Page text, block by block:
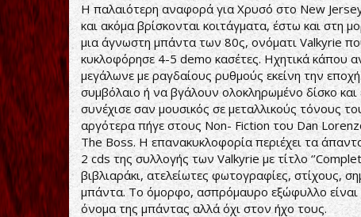
Η παλαιότερη αναφορά για Χρυσό στο New
και ακόμα βρίσκονται κοιτάγματα, έστω και
μια άγνωστη μπάντα των 80ς, ονόματι Valkyrie
κυκλοφόρησε 4-5 demo κασέτες. Ηχητικά κάπου
μεγάλωνε με ραγδαίους ρυθμούς εκείνη την
συμβόλαιο ή να βγάλουν ολοκληρωμένο δίσκο
συνέχισε σαν μουσικός σε μεταλλικούς τόνους
αργότερα πήγε στους Non- Fiction του Dan
The Boss. Η επανακυκλοφορία περιέχει τα
2 cds της συλλογής των Valkyrie με τίτλο
βιβλιαράκι, ατελείωτες φωτογραφίες, στίχους,
μπάντα. Το όμορφο, ασπρόμαυρο εξώφυλλο
όνομα της μπάντας αλλά όχι στον ήχο τους.